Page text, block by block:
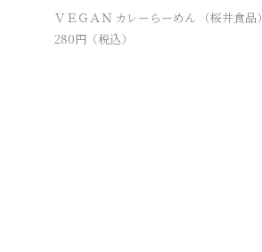
ＶＥＧＡＮ カレーらーめん （桜井食品）
280円（税込）